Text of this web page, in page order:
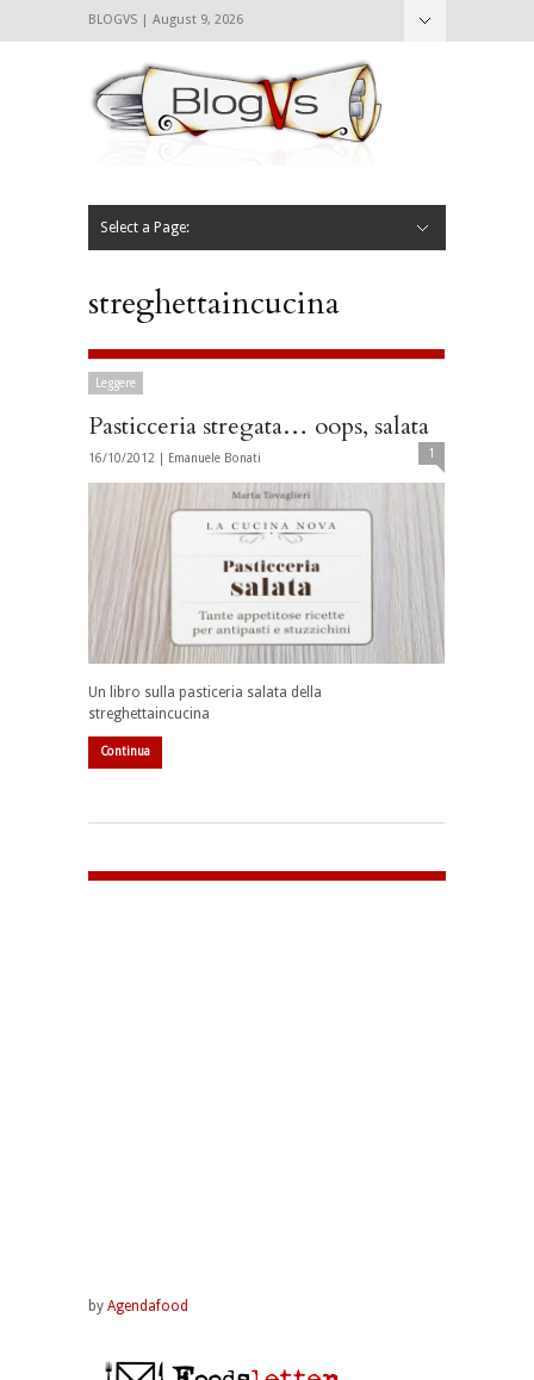
BLOGVS | August 9, 2026
Select a Page:
streghettaincucina
Leggere
Pasticceria stregata… oops, salata
16/10/2012 | Emanuele Bonati 1
Un libro sulla pasticeria salata della
streghettaincucina
Continua
by Agendafood